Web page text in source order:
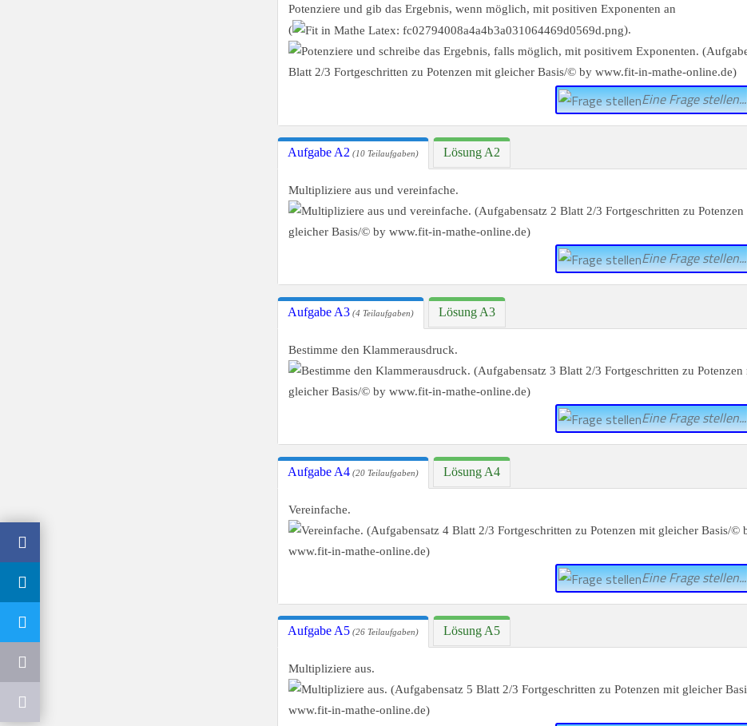
Potenziere und gib das Ergebnis, wenn möglich, mit positiven Exponenten an
(
).
Eine Frage stellen...
Aufgabe A2 (10 Teilaufgaben) Lösung A2
Multipliziere aus und vereinfache.
Eine Frage stellen...
Aufgabe A3 (4 Teilaufgaben) Lösung A3
Bestimme den Klammerausdruck.
Eine Frage stellen...
Aufgabe A4 (20 Teilaufgaben) Lösung A4
Vereinfache.
Eine Frage stellen...
Aufgabe A5 (26 Teilaufgaben) Lösung A5
Multipliziere aus.